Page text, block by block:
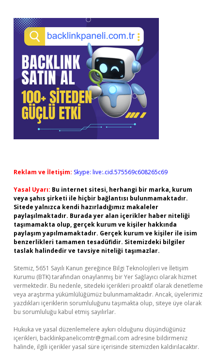
Sidebar
Reklam ve İletişim: Skype: live:.cid.575569c608265c69
Yasal Uyarı: Bu internet sitesi, herhangi bir marka, kurum
veya şahıs şirketi ile hiçbir bağlantısı bulunmamaktadır.
Sitede yalnızca kendi hazırladığımız makaleler
paylaşılmaktadır. Burada yer alan içerikler haber niteliği
taşımamakta olup, gerçek kurum ve kişiler hakkında
paylaşım yapılmamaktadır. Gerçek kurum ve kişiler ile isim
benzerlikleri tamamen tesadüfidir. Sitemizdeki bilgiler
taslak halindedir ve tavsiye niteliği taşımazlar.
Sitemiz, 5651 Sayılı Kanun gereğince Bilgi Teknolojileri ve İletişim
Kurumu (BTK) tarafından onaylanmış bir Yer Sağlayıcı olarak hizmet
vermektedir. Bu nedenle, sitedeki içerikleri proaktif olarak denetleme
veya araştırma yükümlülüğümüz bulunmamaktadır. Ancak, üyelerimiz
yazdıkları içeriklerin sorumluluğunu taşımakta olup, siteye üye olarak
bu sorumluluğu kabul etmiş sayılırlar.
Hukuka ve yasal düzenlemelere aykırı olduğunu düşündüğünüz
içerikleri, backlinkpanelicomtr@gmail.com adresine bildirmeniz
halinde, ilgili içerikler yasal süre içerisinde sitemizden kaldırılacaktır.